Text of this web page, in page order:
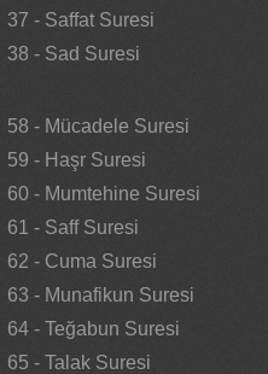
37 - Saffat Suresi
38 - Sad Suresi
58 - Mücadele Suresi
59 - Haşr Suresi
60 - Mumtehine Suresi
61 - Saff Suresi
62 - Cuma Suresi
63 - Munafikun Suresi
64 - Teğabun Suresi
65 - Talak Suresi